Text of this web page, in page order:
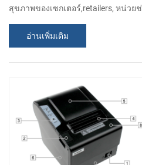
สุขภาพของเซกเตอร์,retailers, หน่วย
เพิ่มจำนวนโดยสิ้นเชิงและเปลี่ยนแปล
ตอบโต้&ทำงาน ที่ต้องการ เคลื่อนที่ก
เคลื่อนที่เทคโนโลยี. เคลื่อนที่ การพิม
wirelessly จาก\n smartphone หรือแ
อ่านเพิ่มเติม